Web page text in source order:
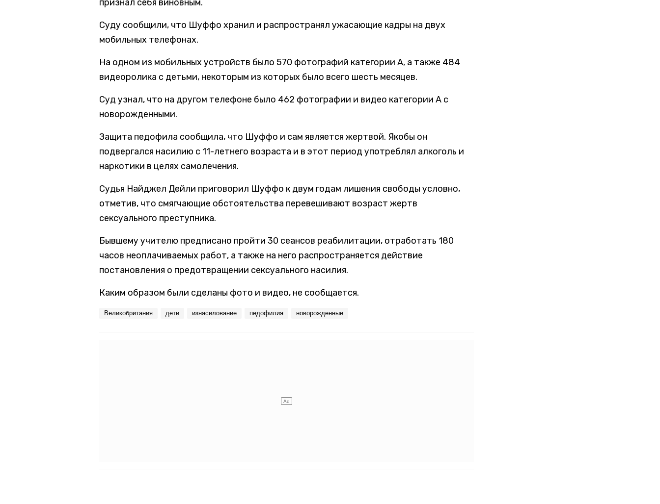
признал себя виновным.
Суду сообщили, что Шуффо хранил и распространял ужасающие кадры на двух
мобильных телефонах.
На одном из мобильных устройств было 570 фотографий категории А, а также 484
видеоролика с детьми, некоторым из которых было всего шесть месяцев.
Суд узнал, что на другом телефоне было 462 фотографии и видео категории А с
новорожденными.
Защита педофила сообщила, что Шуффо и сам является жертвой. Якобы он
подвергался насилию с 11-летнего возраста и в этот период употреблял алкоголь и
наркотики в целях самолечения.
Судья Найджел Дейли приговорил Шуффо к двум годам лишения свободы условно,
отметив, что смягчающие обстоятельства перевешивают возраст жертв
сексуального преступника.
Бывшему учителю предписано пройти 30 сеансов реабилитации, отработать 180
часов неоплачиваемых работ, а также на него распространяется действие
постановления о предотвращении сексуального насилия.
Каким образом были сделаны фото и видео, не сообщается.
Великобритания дети изнасилование педофилия новорожденные